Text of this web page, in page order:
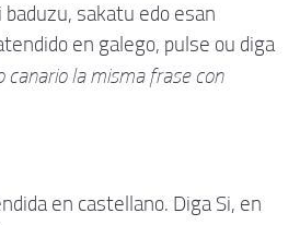
sakatu edo esan
en galego, pulse ou diga
canario la misma frase con
en castellano. Diga Si, en